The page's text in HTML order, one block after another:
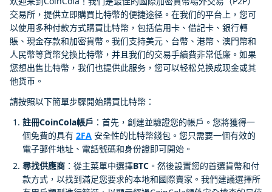
交易所，提供立即購買比特幣的便捷途径。在我们的平台上，您可
以使用多种付款方式購買比特幣，包括信用卡、借記卡、銀行轉
賬、現金存款和加密貨幣。我们支持美元、台幣、港幣、澳門幣和
人民幣等貨幣兌換比特幣，并且我们的交易手續費非常低廉。如果
您想出售比特幣，我们也提供此服务，您可以轻松兑换成现金或其
他货币。
請按照以下簡單步驟開始購買比特幣：
註冊CoinCola帳戶 ：首先，創建並驗證您的帳戶。您將獲得一
個免費的具有 2FA 安全性的比特幣錢包。您只需要一個有效的
電子郵件地址、電話號碼和身份證即可開始。
尋找供應商 ：從主菜單中選擇BTC 。然後設置您的首選貨幣和付
款方式，以找到滿足您要求的本地和國際賣家。我們建議選擇所